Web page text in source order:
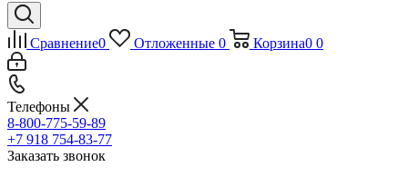
Сравнение0 Отложенные 0 Корзина0 0
Телефоны
8-800-775-59-89
+7 918 754-83-77
Заказать звонок